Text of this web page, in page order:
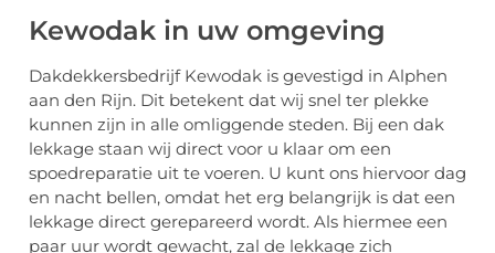
Kewodak in uw omgeving
Dakdekkersbedrijf Kewodak is gevestigd in Alphen
aan den Rijn. Dit betekent dat wij snel ter plekke
kunnen zijn in alle omliggende steden. Bij een dak
lekkage staan wij direct voor u klaar om een
spoedreparatie uit te voeren. U kunt ons hiervoor dag
en nacht bellen, omdat het erg belangrijk is dat een
lekkage direct gerepareerd wordt. Als hiermee een
paar uur wordt gewacht, zal de lekkage zich